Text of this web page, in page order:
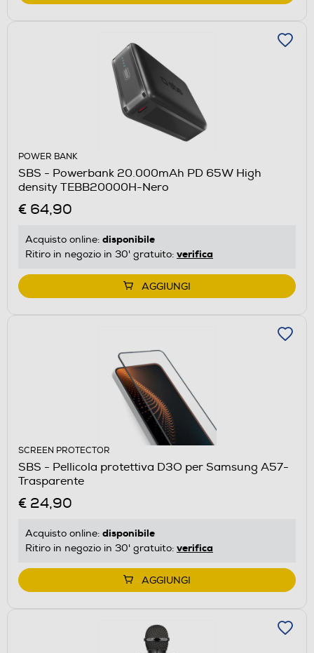
POWER BANK
SBS - Powerbank 20.000mAh PD 65W High
density TEBB20000H-Nero
€ 64,90
Acquisto online: disponibile
Ritiro in negozio in 30' gratuito: verifica
AGGIUNGI
SCREEN PROTECTOR
SBS - Pellicola protettiva D3O per Samsung A57-
Trasparente
€ 24,90
Acquisto online: disponibile
Ritiro in negozio in 30' gratuito: verifica
AGGIUNGI